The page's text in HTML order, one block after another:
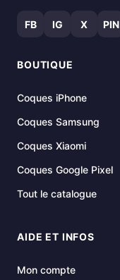
FB IG X PIN
BOUTIQUE
Coques iPhone
Coques Samsung
Coques Xiaomi
Coques Google Pixel
Tout le catalogue
AIDE ET INFOS
Mon compte